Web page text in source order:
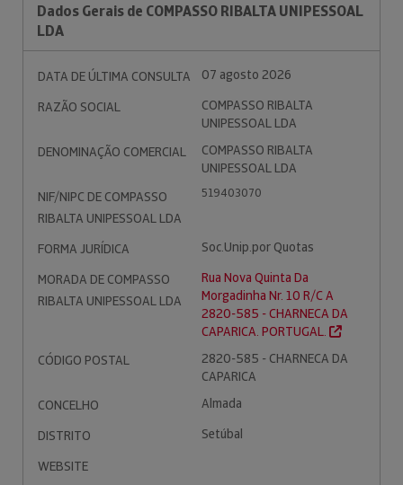
Dados Gerais de COMPASSO RIBALTA UNIPESSOAL
LDA
DATA DE ÚLTIMA CONSULTA
07 agosto 2026
RAZÃO SOCIAL
COMPASSO RIBALTA
UNIPESSOAL LDA
DENOMINAÇÃO COMERCIAL
COMPASSO RIBALTA
UNIPESSOAL LDA
NIF/NIPC DE COMPASSO
RIBALTA UNIPESSOAL LDA
519403070
FORMA JURÍDICA
Soc.Unip.por Quotas
MORADA DE COMPASSO
RIBALTA UNIPESSOAL LDA
Rua Nova Quinta Da
Morgadinha Nr. 10 R/C A
2820-585 - CHARNECA DA
CAPARICA. PORTUGAL.
CÓDIGO POSTAL
2820-585 - CHARNECA DA
CAPARICA
CONCELHO
Almada
DISTRITO
Setúbal
WEBSITE